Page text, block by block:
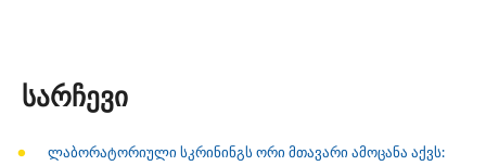
სარჩევი
ლაბორატორიული სკრინინგს ორი მთავარი ამოცანა აქვს: